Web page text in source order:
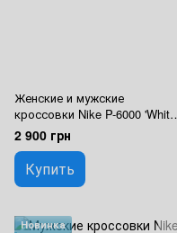
Женские и мужские
кроссовки Nike P-6000 'White
Brown'
2 900 грн
Купить
Новинка